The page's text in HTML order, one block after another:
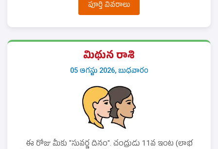
పూర్తి వివరాలు
మిథున రాశి
05 ఆగస్టు 2026, బుధవారం
ఈ రోజు మీకు "సువర్ణ దినం". చంద్రుడు 11వ ఇంట (లాభ